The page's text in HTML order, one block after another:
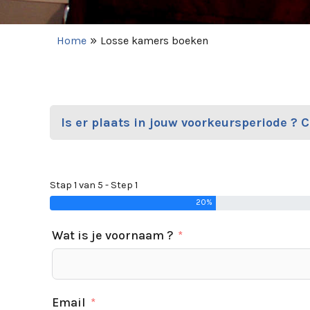
Home » Losse kamers boeken
Is er plaats in jouw voorkeursperiode ?
Stap 1 van 5 - Step 1
20%
Wat is je voornaam ?
Email